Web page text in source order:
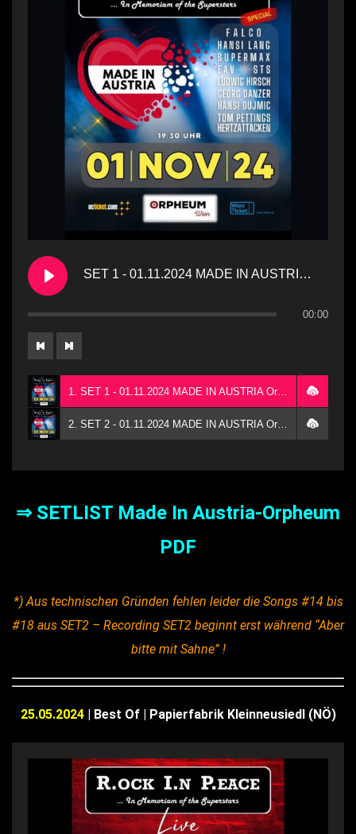
SET 1 - 01.11.2024 MADE IN AUSTRIA Orpheum
00:00
1. SET 1 - 01.11.2024 MADE IN AUSTRIA Orpheum
⇒ SETLIST Made In Austria-Orpheum
PDF
*) Aus technischen Gründen fehlen leider die Songs #14 bis
#18 aus SET2 – Recording SET2 beginnt erst während “Aber
bitte mit Sahne” !
25.05.2024| Best Of | Papierfabrik Kleinneusiedl (NÖ)